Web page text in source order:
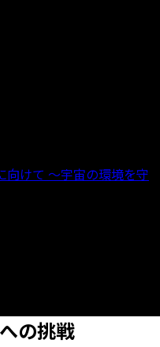
向けて ～宇宙の環境を守
の挑戦